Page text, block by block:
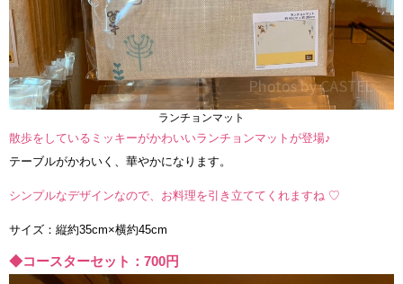
ランチョンマット
散歩をしているミッキーがかわいいランチョンマットが登場♪
テーブルがかわいく、華やかになります。
シンプルなデザインなので、お料理を引き立ててくれますね ♡
サイズ：縦約35cm×横約45cm
◆コースターセット：700円